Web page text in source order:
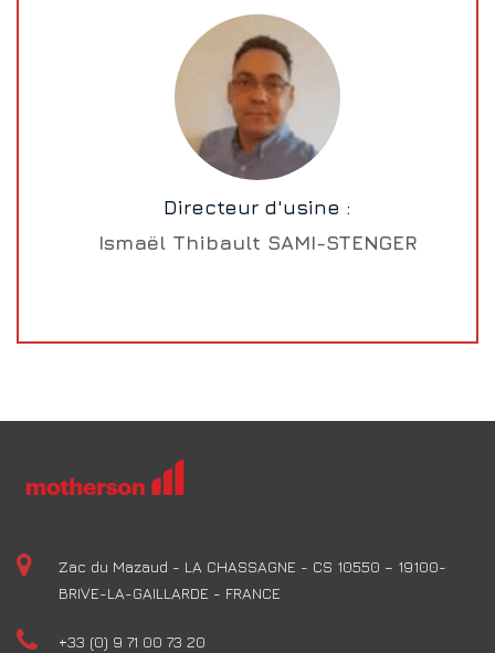
Directeur d'usine :
Ismaël Thibault SAMI-STENGER
Zac du Mazaud - LA CHASSAGNE - CS 10550 – 19100-
BRIVE-LA-GAILLARDE - FRANCE
+33 (0) 9 71 00 73 20